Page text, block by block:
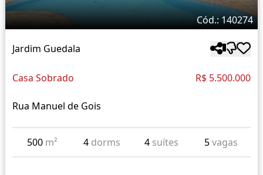
Cód.: 140274
Jardim Guedala
Casa Sobrado R$ 5.500.000
Rua Manuel de Gois
500 m² 4 dorms 4 suítes 5vagas